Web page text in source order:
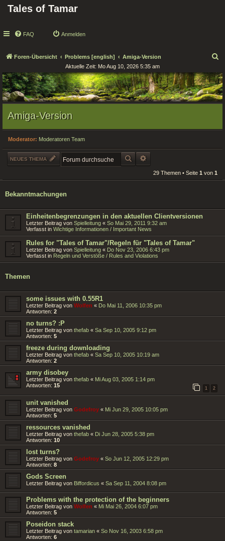
Tales of Tamar
FAQ Anmelden
Foren-Übersicht Problems [english] Amiga-Version
c
h
e
Aktuelle Zeit: Mo Aug 10, 2026 5:35 am
Amiga-Version
Moderator: Moderatoren Team
NEUES THEMA SUCHE
29 Themen • Seite 1 von 1
Bekanntmachungen
Einheitenbegrenzungen in den aktuellen Clientversionen
Letzter Beitrag von Spielleitung « So Mai 29, 2011 9:32 am
Verfasst in Wichtige Informationen / Important News
Rules for "Tales of Tamar"/Regeln für "Tales of Tamar"
Letzter Beitrag von Spielleitung « Do Nov 23, 2006 6:43 pm
Verfasst in Regeln und Verstöße / Rules and Violations
Themen
some issues with 0.55R1
Letzter Beitrag von Wolfen « Do Mai 11, 2006 10:35 pm
Antworten: 2
no turns? :P
Letzter Beitrag von thefab « Sa Sep 10, 2005 9:12 pm
Antworten: 5
freeze during downloading
Letzter Beitrag von thefab « Sa Sep 10, 2005 10:19 am
Antworten: 2
army disobey
Letzter Beitrag von thefab « Mi Aug 03, 2005 1:14 pm
Antworten: 15
1 2
unit vanished
Letzter Beitrag von Godefroy « Mi Jun 29, 2005 10:05 pm
Antworten: 5
ressources vanished
Letzter Beitrag von thefab « Di Jun 28, 2005 5:38 pm
Antworten: 10
lost turns?
Letzter Beitrag von Godefroy « So Jun 12, 2005 12:29 pm
Antworten: 8
Gods Screen
Letzter Beitrag von Biffordicus « Sa Sep 11, 2004 8:08 pm
Problems with the protection of the beginners
Letzter Beitrag von Wolfen « Mi Mai 26, 2004 6:07 pm
Antworten: 5
Poseidon stack
Letzter Beitrag von tamarian « So Nov 16, 2003 6:58 pm
Antworten: 6